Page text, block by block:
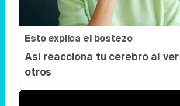
Esto explica el bostezo
Así reacciona tu cerebro al
otros